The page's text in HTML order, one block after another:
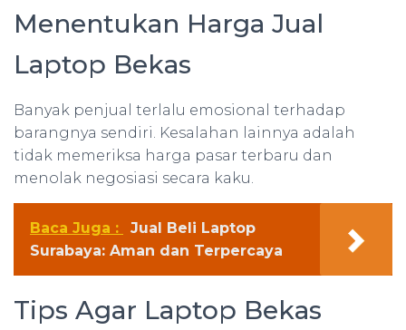
Menentukan Harga Jual
Laptop Bekas
Banyak penjual terlalu emosional terhadap
barangnya sendiri. Kesalahan lainnya adalah
tidak memeriksa harga pasar terbaru dan
menolak negosiasi secara kaku.
Baca Juga :
Jual Beli Laptop
Surabaya: Aman dan Terpercaya
Tips Agar Laptop Bekas